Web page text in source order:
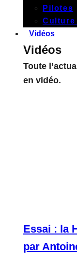
Pilotes
Culture
Vidéos
Vidéos
Toute
en vidéo.
Essai : la
par